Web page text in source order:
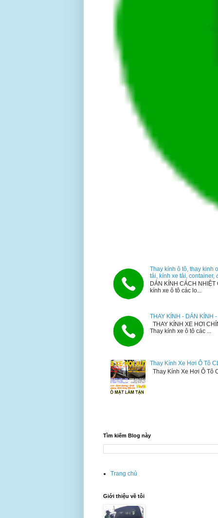
Thay kính ô tô, thay kinh
tải, kính xe tải, container,
DÁN KÍNH CÁCH
kính xe ô tô các lo...
THAY KÍNH - DÁN KÍNH
THAY KÍNH XE HƠI
Thay kính xe ô tô các ...
Thay Kính Xe Hơi Ô Tô
Thay Kính Xe Hơi Ô Tô
Tìm kiếm Blog này
Trang chủ
Giới thiệu về tôi